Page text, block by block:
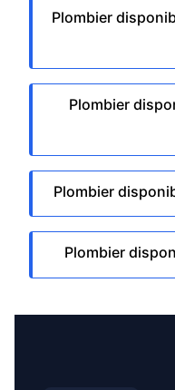
Plombier
Plombier
Plombier
Plombier